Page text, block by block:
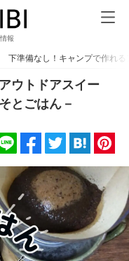
報
下準備なし！キャンプで作れ
ウトドアスイー
とごはん－